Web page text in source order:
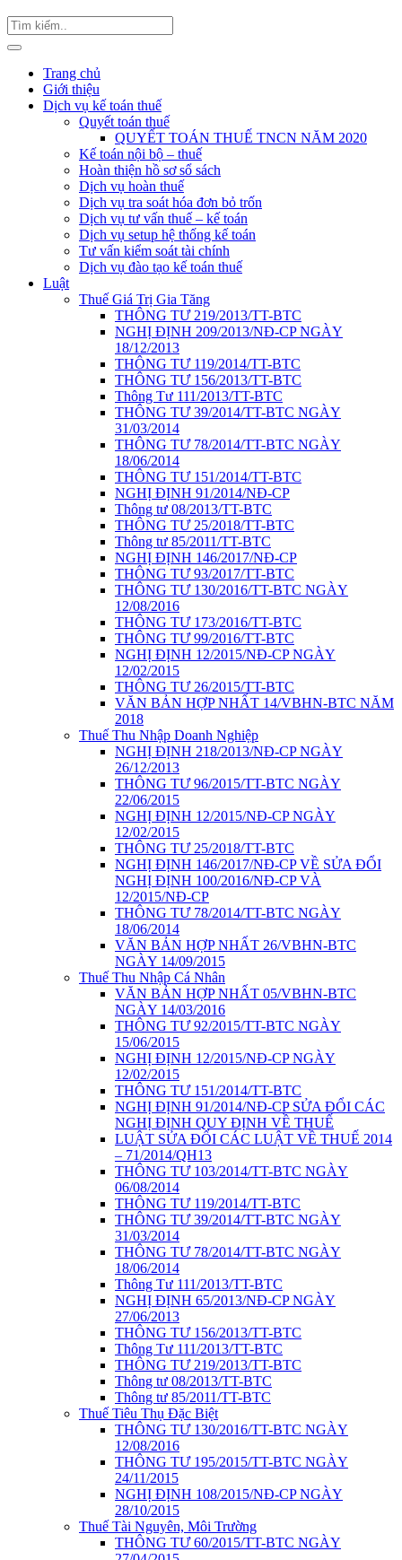
Trang chủ
Giới thiệu
Dịch vụ kế toán thuế
Quyết toán thuế
QUYẾT TOÁN THUẾ TNCN NĂM 2020
Kế toán nội bộ – thuế
Hoàn thiện hồ sơ sổ sách
Dịch vụ hoàn thuế
Dịch vụ tra soát hóa đơn bỏ trốn
Dịch vụ tư vấn thuế – kế toán
Dịch vụ setup hệ thống kế toán
Tư vấn kiểm soát tài chính
Dịch vụ đào tạo kế toán thuế
Luật
Thuế Giá Trị Gia Tăng
THÔNG TƯ 219/2013/TT-BTC
NGHỊ ĐỊNH 209/2013/NĐ-CP NGÀY
18/12/2013
THÔNG TƯ 119/2014/TT-BTC
THÔNG TƯ 156/2013/TT-BTC
Thông Tư 111/2013/TT-BTC
THÔNG TƯ 39/2014/TT-BTC NGÀY
31/03/2014
THÔNG TƯ 78/2014/TT-BTC NGÀY
18/06/2014
THÔNG TƯ 151/2014/TT-BTC
NGHỊ ĐỊNH 91/2014/NĐ-CP
Thông tư 08/2013/TT-BTC
THÔNG TƯ 25/2018/TT-BTC
Thông tư 85/2011/TT-BTC
NGHỊ ĐỊNH 146/2017/NĐ-CP
THÔNG TƯ 93/2017/TT-BTC
THÔNG TƯ 130/2016/TT-BTC NGÀY
12/08/2016
THÔNG TƯ 173/2016/TT-BTC
THÔNG TƯ 99/2016/TT-BTC
NGHỊ ĐỊNH 12/2015/NĐ-CP NGÀY
12/02/2015
THÔNG TƯ 26/2015/TT-BTC
VĂN BẢN HỢP NHẤT 14/VBHN-BTC NĂM
2018
Thuế Thu Nhập Doanh Nghiệp
NGHỊ ĐỊNH 218/2013/NĐ-CP NGÀY
26/12/2013
THÔNG TƯ 96/2015/TT-BTC NGÀY
22/06/2015
NGHỊ ĐỊNH 12/2015/NĐ-CP NGÀY
12/02/2015
THÔNG TƯ 25/2018/TT-BTC
NGHỊ ĐỊNH 146/2017/NĐ-CP VỀ SỬA ĐỔI
NGHỊ ĐỊNH 100/2016/NĐ-CP VÀ
12/2015/NĐ-CP
THÔNG TƯ 78/2014/TT-BTC NGÀY
18/06/2014
VĂN BẢN HỢP NHẤT 26/VBHN-BTC
NGÀY 14/09/2015
Thuế Thu Nhập Cá Nhân
VĂN BẢN HỢP NHẤT 05/VBHN-BTC
NGÀY 14/03/2016
THÔNG TƯ 92/2015/TT-BTC NGÀY
15/06/2015
NGHỊ ĐỊNH 12/2015/NĐ-CP NGÀY
12/02/2015
THÔNG TƯ 151/2014/TT-BTC
NGHỊ ĐỊNH 91/2014/NĐ-CP SỬA ĐỔI CÁC
NGHỊ ĐỊNH QUY ĐỊNH VỀ THUẾ
LUẬT SỬA ĐỔI CÁC LUẬT VỀ THUẾ 2014
– 71/2014/QH13
THÔNG TƯ 103/2014/TT-BTC NGÀY
06/08/2014
THÔNG TƯ 119/2014/TT-BTC
THÔNG TƯ 39/2014/TT-BTC NGÀY
31/03/2014
THÔNG TƯ 78/2014/TT-BTC NGÀY
18/06/2014
Thông Tư 111/2013/TT-BTC
NGHỊ ĐỊNH 65/2013/NĐ-CP NGÀY
27/06/2013
THÔNG TƯ 156/2013/TT-BTC
Thông Tư 111/2013/TT-BTC
THÔNG TƯ 219/2013/TT-BTC
Thông tư 08/2013/TT-BTC
Thông tư 85/2011/TT-BTC
Thuế Tiêu Thụ Đặc Biệt
THÔNG TƯ 130/2016/TT-BTC NGÀY
12/08/2016
THÔNG TƯ 195/2015/TT-BTC NGÀY
24/11/2015
NGHỊ ĐỊNH 108/2015/NĐ-CP NGÀY
28/10/2015
Thuế Tài Nguyên, Môi Trường
THÔNG TƯ 60/2015/TT-BTC NGÀY